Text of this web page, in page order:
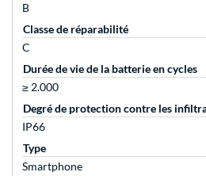
B
Classe de réparabilité
C
Durée de vie de la batterie en cycles
≥ 2.000
Degré de protection contre les
IP66
Type
Smartphone